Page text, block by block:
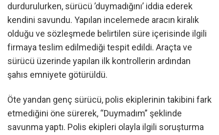
durdurulurken, sürücü ’duymadığını’ iddia ederek
kendini savundu. Yapılan incelemede aracın kiralık
olduğu ve sözleşmede belirtilen süre içerisinde ilgili
firmaya teslim edilmediği tespit edildi. Araçta ve
sürücü üzerinde yapılan ilk kontrollerin ardından
şahıs emniyete götürüldü.
Öte yandan genç sürücü, polis ekiplerinin takibini fark
etmediğini öne sürerek, “Duymadım” şeklinde
savunma yaptı. Polis ekipleri olayla ilgili soruşturma